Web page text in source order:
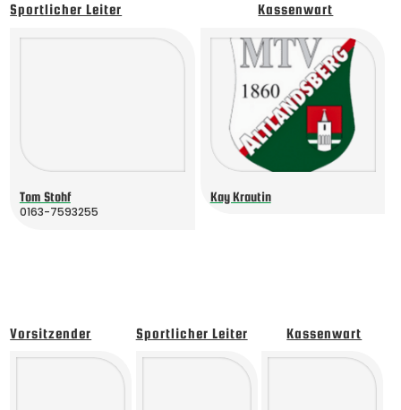
Sportlicher Leiter
Tom Stohf
0163-7593255
Kassenwart
Kay Krautin
Vorsitzender Sportlicher Leiter Kassenwart